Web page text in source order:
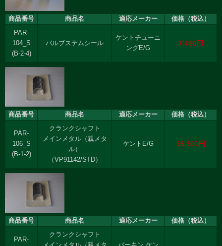
商品番号 商品名 適応メーカー
価格（税込）
PAR-
104_S
(B-2-4)
バルブステムシール
ケントチューニ
ングE/G
7,480円
商品番号 商品名 適応メーカー 価格（税込）
PAR-
106_S
(B-1-2)
クランクシャフト
メインメタル（親メタ
ル）
（VP91142/STD）
ケントE/G 36,300円
商品番号 商品名 適応メーカー 価格（税込）
PAR-
クランクシャフト